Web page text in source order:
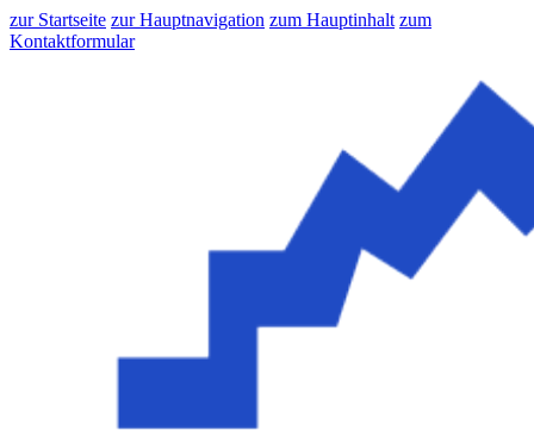
zur Startseite zur Hauptnavigation zum Hauptinhalt zum
Kontaktformular